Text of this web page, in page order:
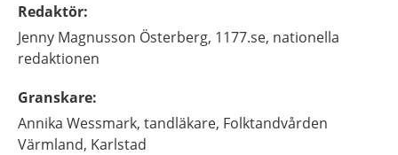
Redaktör:
Jenny Magnusson Österberg, 1177.se, nationella
redaktionen
Granskare:
Annika Wessmark, tandläkare, Folktandvården
Värmland, Karlstad